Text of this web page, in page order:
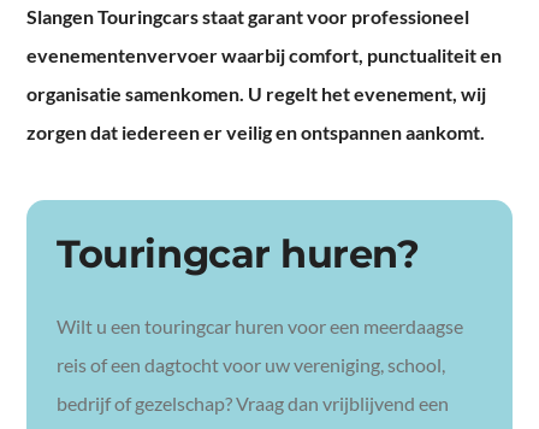
Slangen Touringcars staat garant voor professioneel
evenementenvervoer waarbij comfort, punctualiteit en
organisatie samenkomen. U regelt het evenement, wij
zorgen dat iedereen er veilig en ontspannen aankomt.
Touringcar huren?
Wilt u een touringcar huren voor een meerdaagse
reis of een dagtocht voor uw vereniging, school,
bedrijf of gezelschap? Vraag dan vrijblijvend een